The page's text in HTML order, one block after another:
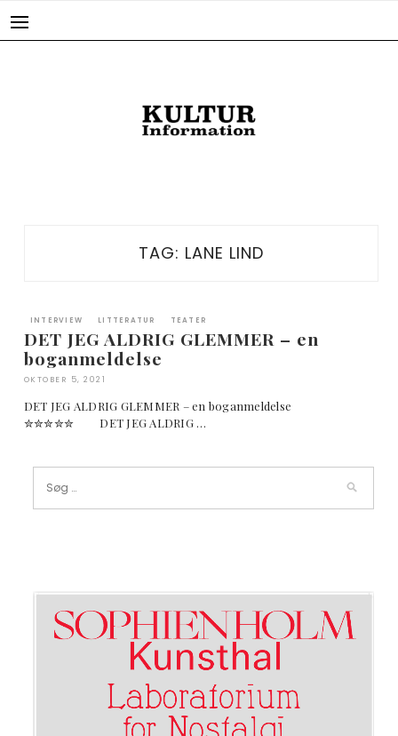
TAG: LANE LIND
INTERVIEW LITTERATUR TEATER
DET JEG ALDRIG GLEMMER – en
boganmeldelse
OKTOBER 5, 2021
DET JEG ALDRIG GLEMMER – en boganmeldelse
✮✮✮✮✮ DET JEG ALDRIG …